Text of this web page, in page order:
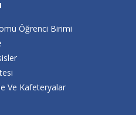
Öğrenci Birimi
Ve Kafeteryalar